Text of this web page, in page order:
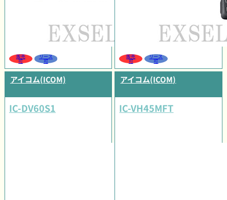
販売
可
リース
可
販売
可
リース
可
アイコム(ICOM)
IC-DV60S1
アイコム(ICOM)
IC-VH45MFT